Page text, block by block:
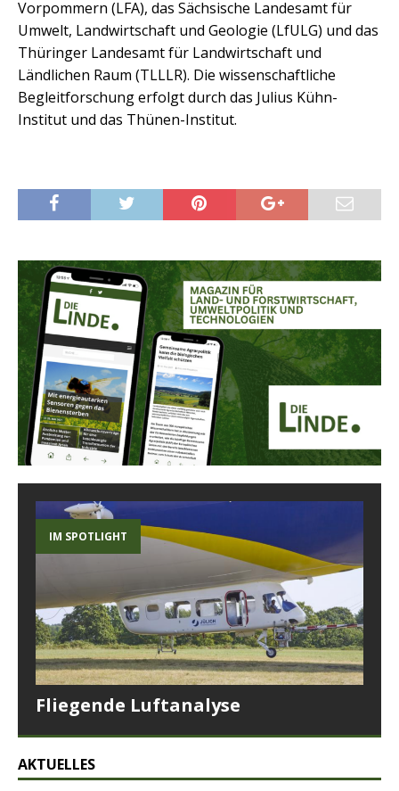
Vorpommern (LFA), das Sächsische Landesamt für
Umwelt, Landwirtschaft und Geologie (LfULG) und das
Thüringer Landesamt für Landwirtschaft und
Ländlichen Raum (TLLLR). Die wissenschaftliche
Begleitforschung erfolgt durch das Julius Kühn-
Institut und das Thünen-Institut.
IM SPOTLIGHT
Fliegende Luftanalyse
AKTUELLES